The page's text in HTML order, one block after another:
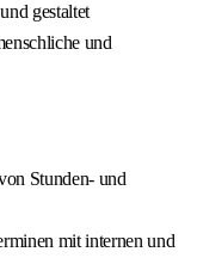
gestaltet
und
Stunden- und
mit internen und